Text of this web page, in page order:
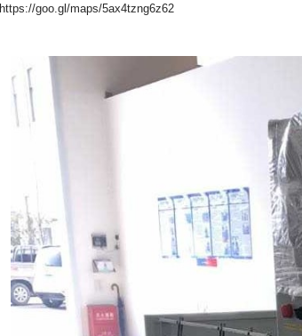
https://goo.gl/maps/5ax4tzng6z62